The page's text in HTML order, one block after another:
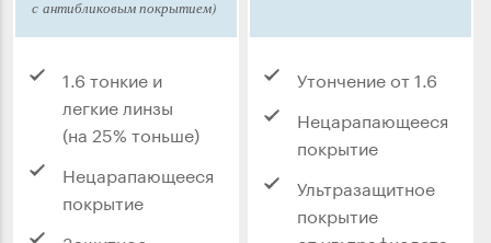
с антибликовым покрытием)
1.6 тонкие и
легкие линзы
(на 25% тоньше)
Нецарапающееся
покрытие
Утончение от 1.6
Нецарапающееся
покрытие
Ультразащитное
покрытие